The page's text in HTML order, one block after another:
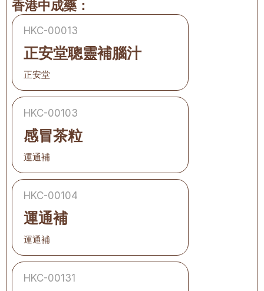
香港中成藥：
HKC-00013
正安堂聰靈補腦汁
正安堂
HKC-00103
感冒茶粒
運通補
HKC-00104
運通補
運通補
HKC-00131